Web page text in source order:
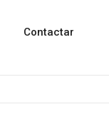
Contactar